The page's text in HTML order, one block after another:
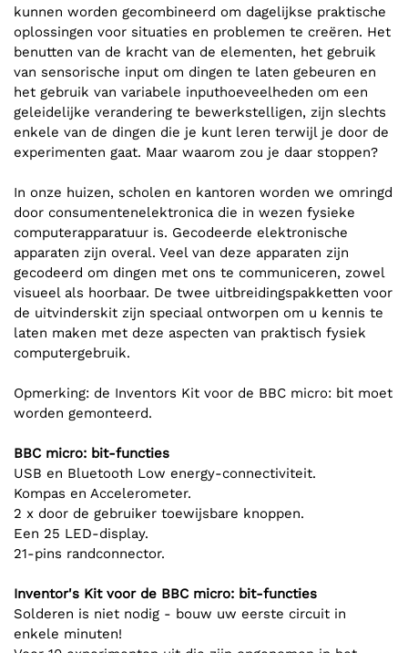
kunnen worden gecombineerd om dagelijkse praktische
oplossingen voor situaties en problemen te creëren. Het
benutten van de kracht van de elementen, het gebruik
van sensorische input om dingen te laten gebeuren en
het gebruik van variabele inputhoeveelheden om een
geleidelijke verandering te bewerkstelligen, zijn slechts
enkele van de dingen die je kunt leren terwijl je door de
experimenten gaat. Maar waarom zou je daar stoppen?
In onze huizen, scholen en kantoren worden we omringd
door consumentenelektronica die in wezen fysieke
computerapparatuur is. Gecodeerde elektronische
apparaten zijn overal. Veel van deze apparaten zijn
gecodeerd om dingen met ons te communiceren, zowel
visueel als hoorbaar. De twee uitbreidingspakketten voor
de uitvinderskit zijn speciaal ontworpen om u kennis te
laten maken met deze aspecten van praktisch fysiek
computergebruik.
Opmerking: de Inventors Kit voor de BBC micro: bit moet
worden gemonteerd.
BBC micro: bit-functies
USB en Bluetooth Low energy-connectiviteit.
Kompas en Accelerometer.
2 x door de gebruiker toewijsbare knoppen.
Een 25 LED-display.
21-pins randconnector.
Inventor's Kit voor de BBC micro: bit-functies
Solderen is niet nodig - bouw uw eerste circuit in
enkele minuten!